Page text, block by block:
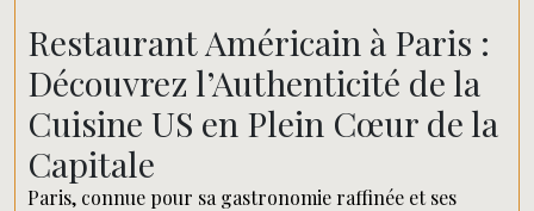
Restaurant Américain à Paris :
Découvrez l’Authenticité de la
Cuisine US en Plein Cœur de la
Capitale
Paris, connue pour sa gastronomie raffinée et ses